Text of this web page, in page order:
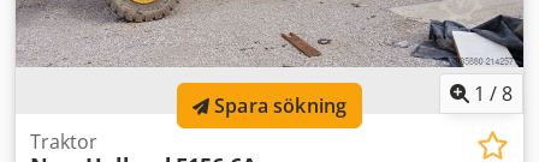
(framåt/bakåt): 45 km/h (28 mph) / 30 km/h (19 mph) Följ
oss på Instagram, Facebook och TikTok för att se videor på
våra lastbilar och maskiner till salu. VI TALAR TYSKA WE
SPEAK ENGLISH HABLAMOS ESPAÑOL
1 /8
Traktor
Spara sökning